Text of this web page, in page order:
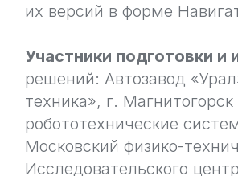
их версий в форме
Участники подготовки и
решений: Автозавод
техника», г.
робототехнические
Московский физико-
Исследовательского